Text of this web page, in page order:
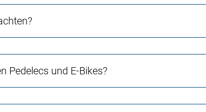
Pedelecs und E-Bikes?